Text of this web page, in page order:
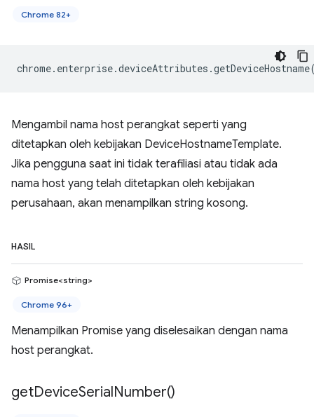
Chrome 82+
chrome. enterprise.deviceAttributes .getDeviceHostname
Mengambil nama host perangkat seperti yang
ditetapkan oleh kebijakan DeviceHostnameTemplate.
Jika pengguna saat ini tidak terafiliasi atau tidak ada
nama host yang telah ditetapkan oleh kebijakan
perusahaan, akan menampilkan string kosong.
HASIL
Promise<string>
Chrome 96+
Menampilkan Promise yang diselesaikan dengan nama
host perangkat.
getDeviceSerialNumber()